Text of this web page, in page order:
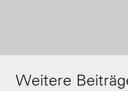
Weitere